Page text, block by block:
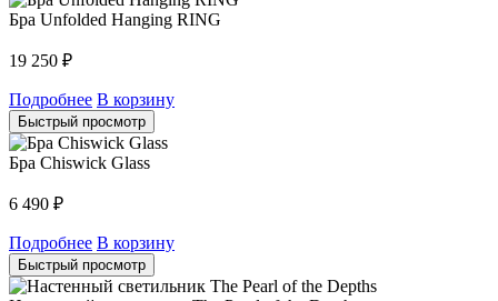
Бра Unfolded Hanging RING
19 250 ₽
Подробнее В корзину
Быстрый просмотр
Бра Chiswick Glass
6 490 ₽
Подробнее В корзину
Быстрый просмотр